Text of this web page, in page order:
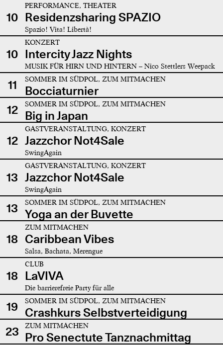
10
PERFORMANCE, THEATER
Residenzsharing SPAZIO
Spazio! Vita! Libertà!
10
KONZERT
Intercity Jazz Nights
MUSIK FÜR HIRN UND HINTERN – Nico Stettlers Weepack
11 SOMMER IM SÜDPOL, ZUM MITMACHEN
Bocciaturnier
12
SOMMER IM SÜDPOL, ZUM MITMACHEN
Big in Japan
12
GASTVERANSTALTUNG, KONZERT
Jazzchor Not4Sale
SwingAgain
13
GASTVERANSTALTUNG, KONZERT
Jazzchor Not4Sale
SwingAgain
13 SOMMER IM SÜDPOL, ZUM MITMACHEN
Yoga an der Buvette
18
ZUM MITMACHEN
Caribbean Vibes
Salsa, Bachata, Merengue
18
CLUB
LaVIVA
Die barrierefreie Party für alle
19 SOMMER IM SÜDPOL, ZUM MITMACHEN
Crashkurs Selbstverteidigung
23
ZUM MITMACHEN
Pro Senectute Tanznachmittag